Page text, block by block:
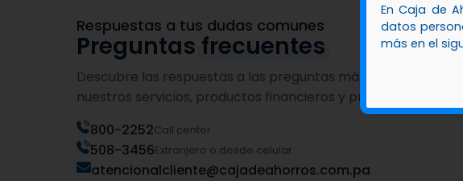
Respuestas a tus dudas comunes
Preguntas frecuentes
Descubre las respuestas a las preguntas más comunes sobre
nuestros servicios, productos financieros y procesos.
800-2252Call center
508-3456Extranjero o desde celular
atencionalcliente@cajadeahorros.com.pa
En Caja de
datos
más en el